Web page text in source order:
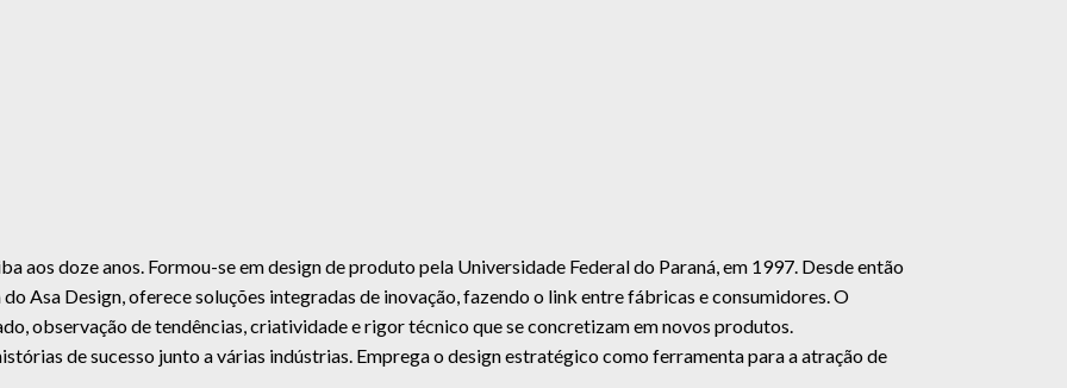
aos doze anos. Formou-se em design de produto pela Universidade Federal do Paraná, em 1997. Desde então
Asa Design, oferece soluções integradas de inovação, fazendo o link entre fábricas e consumidores. O
observação de tendências, criatividade e rigor técnico que se concretizam em novos produtos.
de sucesso junto a várias indústrias. Emprega o design estratégico como ferramenta para a atração de